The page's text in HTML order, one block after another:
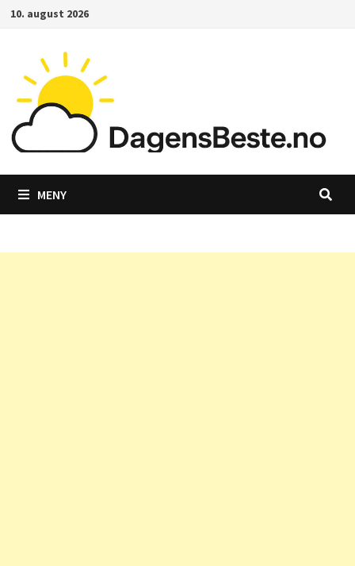
Gå10. august 2026
MENY